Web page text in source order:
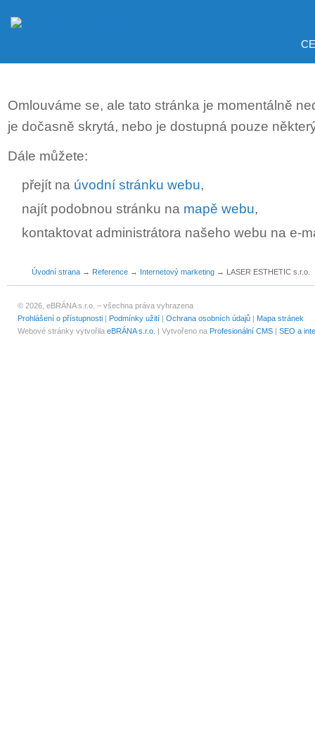
Omlouváme se, ale tato stránka je momentálně
je dočasně skrytá, nebo je dostupná pouze
Dále můžete:
přejít na úvodní stránku webu,
najít podobnou stránku na mapě webu,
kontaktovat administrátora našeho webu na e-
Úvodní strana → Reference → Internetový marketing → LASER ESTHETIC s.r.o.
© 2026, eBRÁNA s.r.o. – všechna práva vyhrazena
Prohlášení o přístupnosti | Podmínky užití | Ochrana osobních údajů | Mapa stránek
Webové stránky vytvořila eBRÁNA s.r.o. | Vytvořeno na Profesionální CMS | SEO a